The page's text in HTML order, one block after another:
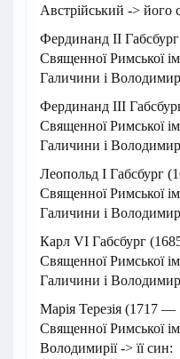
Австрійський -> його
Фердинанд ІІ
Священної Римської
Галичини і
Фердинанд ІІІ
Священної Римської
Галичини і
Леопольд І Габсбург
Священної Римської
Галичини і
Карл VI Габсбург
Священної Римської
Галичини і
Марія Терезія (1717 —
Священної Римської
Володимирії -> її син: